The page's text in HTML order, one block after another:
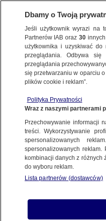
BIZNES
TECH
być dokładni"
8.10.2015, 18:53
Udostępnij
Dbamy o Twoją
Jeśli użytkownik wyrazi na
Partnerów IAB oraz30
użytkownika i uzyskiwać
przeglądania. Odbywa
przeglądania
się przetwarzaniu w oparciu
plików cookie i reklam”.
Polityka Prywatności
Wraz z naszymi partnerami
Przechowywanie informacji
treści. Wykorzystywanie
spersonalizowanych
spersonalizowanych
kombinacji danych z różnych
do wyboru reklam.
Lista partnerów (dostawców)